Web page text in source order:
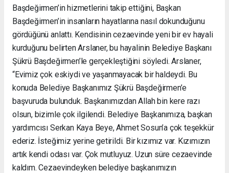
Başdeğirmen’in hizmetlerini takip ettiğini, Başkan
Başdeğirmen’in insanların hayatlarına nasıl dokunduğunu
gördüğünü anlattı. Kendisinin cezaevinde yeni bir ev hayali
kurduğunu belirten Arslaner, bu hayalinin Belediye Başkanı
Şükrü Başdeğirmen’le gerçekleştiğini söyledi. Arslaner,
“Evimiz çok eskiydi ve yaşanmayacak bir haldeydi. Bu
konuda Belediye Başkanımız Şükrü Başdeğirmen’e
başvuruda bulunduk. Başkanımızdan Allah bin kere razı
olsun, bizimle çok ilgilendi. Belediye Başkanımıza, başkan
yardımcısı Serkan Kaya Beye, Ahmet Sosun’a çok teşekkür
ederiz. İsteğimiz yerine getirildi. Bir kızımız var. Kızımızın
artık kendi odası var. Çok mutluyuz. Uzun süre cezaevinde
kaldım. Cezaevindeyken belediye başkanımızın